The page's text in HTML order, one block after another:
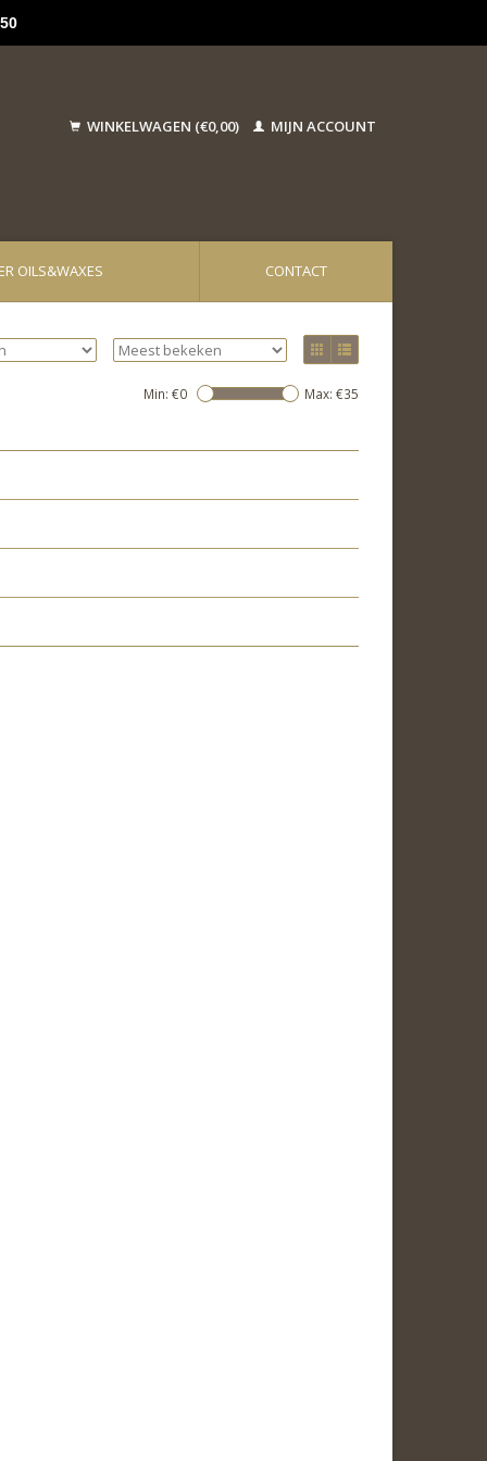
WINKELWAGEN (€0,00) MIJN ACCOUNT
OILS&WAXES CONTACT
Min: €0 Max: €35